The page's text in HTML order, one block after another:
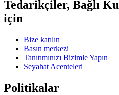
Tedarikçiler, Bağlı
için
Bize katılın
Basın merkezi
Tanıtımınızı Bizimle Yapın
Seyahat Acenteleri
Politikalar